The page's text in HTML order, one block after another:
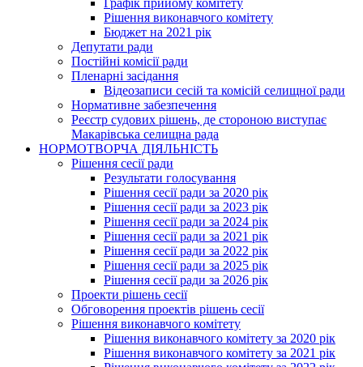
Графік прийому комітету
Рішення виконавчого комітету
Бюджет на 2021 рік
Депутати ради
Постійні комісії ради
Пленарні засідання
Відеозаписи сесій та комісій селищної ради
Нормативне забезпечення
Реєстр судових рішень, де стороною виступає
Макарівська селищна рада
НОРМОТВОРЧА ДІЯЛЬНІСТЬ
Рішення сесії ради
Результати голосування
Рішення сесії ради за 2020 рік
Рішення сесії ради за 2023 рік
Рішення сесії ради за 2024 рік
Рішення сесії ради за 2021 рік
Рішення сесії ради за 2022 рік
Рішення сесії ради за 2025 рік
Рішення сесії ради за 2026 рік
Проекти рішень сесії
Обговорення проектів рішень сесії
Рішення виконавчого комітету
Рішення виконавчого комітету за 2020 рік
Рішення виконавчого комітету за 2021 рік